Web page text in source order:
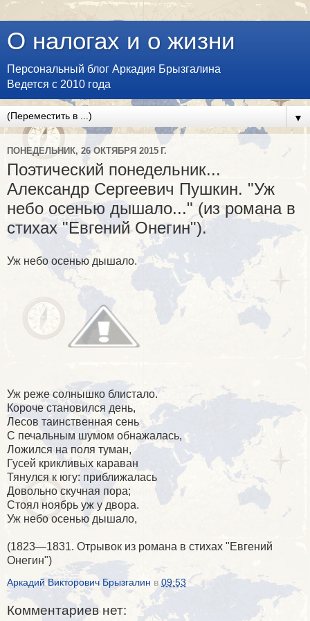
О налогах и о жизни
Персональный блог Аркадия Брызгалина
Ведется с 2010 года
▼
ПОНЕДЕЛЬНИК, 26 ОКТЯБРЯ 2015 Г.
Поэтический понедельник...
Александр Сергеевич Пушкин. "Уж
небо осенью дышало..." (из романа в
стихах "Евгений Онегин").
Уж небо осенью дышало.
Уж реже солнышко блистало.
Короче становился день,
Лесов таинственная сень
С печальным шумом обнажалась,
Ложился на поля туман,
Гусей крикливых караван
Тянулся к югу: приближалась
Довольно скучная пора;
Стоял ноябрь уж у двора.
Уж небо осенью дышало,
(1823—1831. Отрывок из романа в стихах "Евгений
Онегин")
Аркадий Викторович Брызгалин в09:53
Комментариев нет: